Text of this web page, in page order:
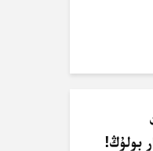
بولۇڭ!